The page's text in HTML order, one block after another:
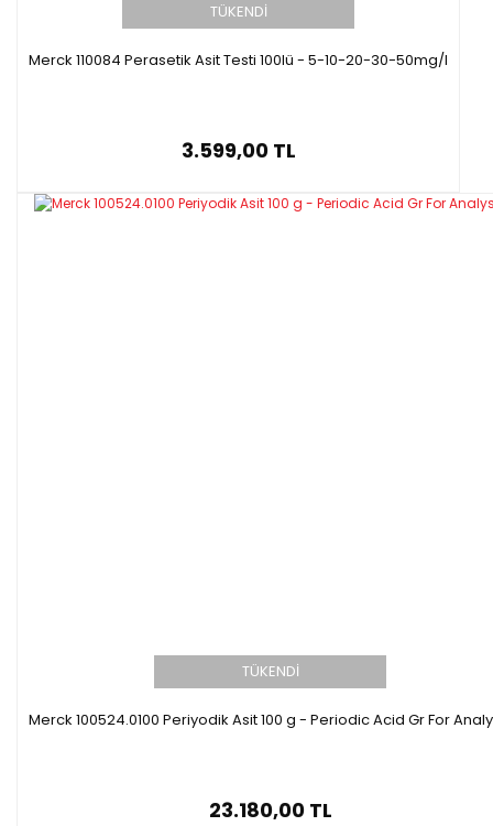
TÜKENDİ
Merck 110084 Perasetik Asit Testi 100lü - 5-10-20-30-50mg/l
3.599,00 TL
TÜKENDİ
Merck 100524.0100 Periyodik Asit 100 g - Periodic Acid Gr For
23.180,00 TL